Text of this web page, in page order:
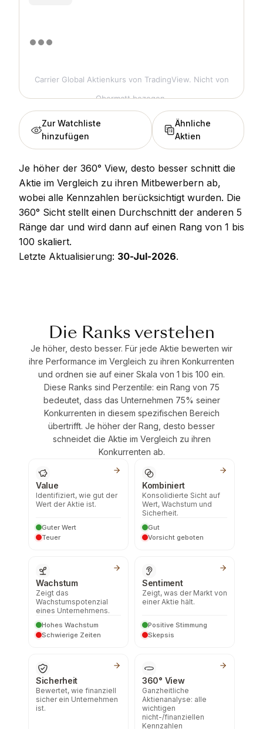
Carrier Global Aktienkurs von TradingView. Nicht von
Obermatt bezogen.
Zur Watchliste
hinzufügen
Ähnliche
Aktien
Je höher der 360° View, desto besser schnitt die
Aktie im Vergleich zu ihren Mitbewerbern ab,
wobei alle Kennzahlen berücksichtigt wurden. Die
360° Sicht stellt einen Durchschnitt der anderen 5
Ränge dar und wird dann auf einen Rang von 1 bis
100 skaliert.
Letzte Aktualisierung: 30-Jul-2026.
Die Ranks verstehen
Je höher, desto besser. Für jede Aktie bewerten wir
ihre Performance im Vergleich zu ihren Konkurrenten
und ordnen sie auf einer Skala von 1 bis 100 ein.
Diese Ranks sind Perzentile: ein Rang von 75
bedeutet, dass das Unternehmen 75% seiner
Konkurrenten in diesem spezifischen Bereich
übertrifft. Je höher der Rang, desto besser
schneidet die Aktie im Vergleich zu ihren
Konkurrenten ab.
Value
Identifiziert, wie gut der
Wert der Aktie ist.
Guter Wert
Teuer
Kombiniert
Konsolidierte Sicht auf
Wert, Wachstum und
Sicherheit.
Gut
Vorsicht geboten
Wachstum
Zeigt das
Wachstumspotenzial
eines Unternehmens.
Hohes Wachstum
Schwierige Zeiten
Sentiment
Zeigt, was der Markt von
einer Aktie hält.
Positive Stimmung
Skepsis
Sicherheit
Bewertet, wie finanziell
sicher ein Unternehmen
ist.
360° View
Ganzheitliche
Aktienanalyse: alle
wichtigen
nicht-/finanziellen
Kennzahlen